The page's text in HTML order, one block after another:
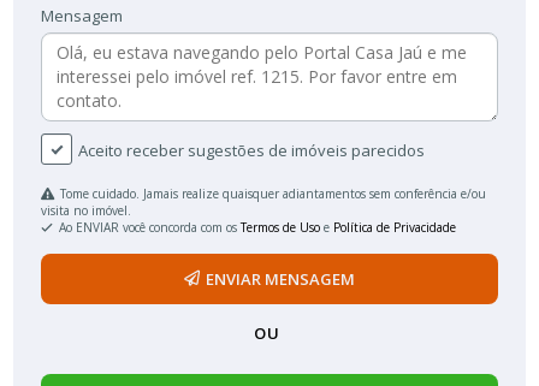
Mensagem
Aceito receber sugestões de imóveis parecidos
Tome cuidado. Jamais realize quaisquer adiantamentos sem conferência e/ou
visita no imóvel.
Ao ENVIAR você concorda com osTermos de Uso e Política de Privacidade
ENVIAR MENSAGEM
OU